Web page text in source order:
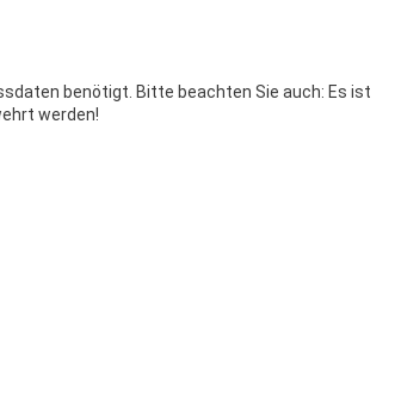
benötigt. Bitte beachten Sie auch: Es ist
werden!